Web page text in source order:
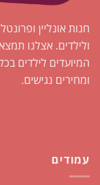
חנות אונליין
ולילדים. אצלנו
המיועדים לילדים
ומחירים נגישים.
עמודים